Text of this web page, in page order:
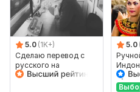
5.0 (1K+)
Сделаю перевод с
русского на
английский и
5.0